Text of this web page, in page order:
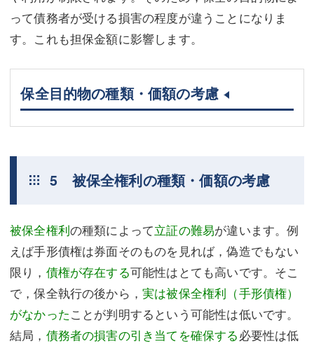
って債務者が受ける損害の程度が違うことになりま
す。これも担保金額に影響します。
保全目的物の種類・価額の考慮
5 被保全権利の種類・価額の考慮
被保全権利の種類によって立証の難易が違います。例
えば手形債権は券面そのものを見れば，偽造でもない
限り， 債権が存在する可能性はとても高いです。そこ
で，保全執行の後から，実は被保全権利（手形債権）
がなかったことが判明するという可能性は低いです。
結局， 債務者の損害の引き当てを確保する必要性は低